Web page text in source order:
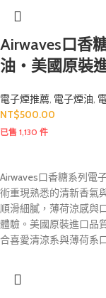
Airwaves口香
油・美國原裝
電子煙推薦, 電子煙油,
NT$500.00
已售 1,130 件
Airwaves口香糖系列電
術重現熟悉的清新香氣
順滑細膩，薄荷涼感與
體驗。美國原裝進口品
合喜愛清涼系與薄荷系